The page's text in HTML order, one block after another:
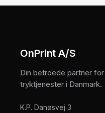
OnPrint A/S
Din betroede partner
tryktjenester i Danmark.
K.P. Danøsvej 3